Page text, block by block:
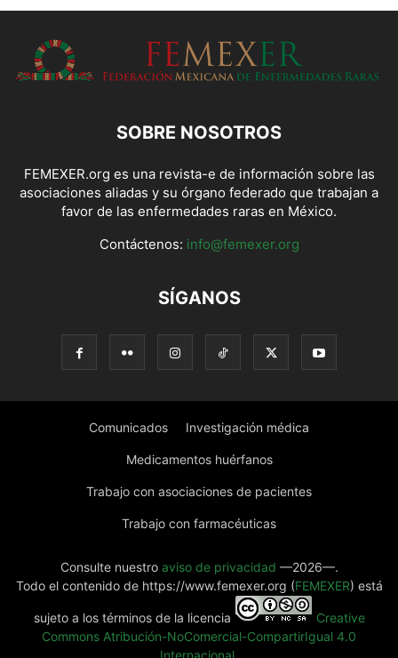
SOBRE NOSOTROS
FEMEXER.org es una revista-e de información sobre las
asociaciones aliadas y su órgano federado que trabajan a
favor de las enfermedades raras en México.
Contáctenos: info@femexer.org
SÍGANOS
Comunicados Investigación médica
Medicamentos huérfanos
Trabajo con asociaciones de pacientes
Trabajo con farmacéuticas
Consulte nuestro aviso de privacidad —2026—.
Todo el contenido de https://www.femexer.org (FEMEXER) está
sujeto a los términos de la licencia
Creative
Commons Atribución-NoComercial-CompartirIgual 4.0
Internacional